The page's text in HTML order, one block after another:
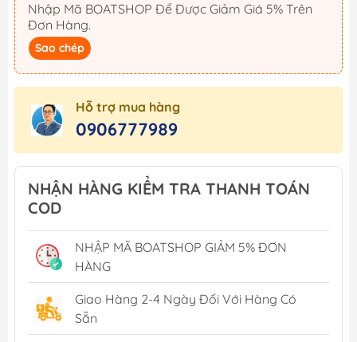
Nhập Mã BOATSHOP Để Được Giảm Giá 5% Trên
Đơn Hàng.
Sao chép
Hỗ trợ mua hàng
0906777989
NHẬN HÀNG KIỂM TRA THANH TOÁN
COD
NHẬP MÃ BOATSHOP GIẢM 5% ĐƠN
HÀNG
Giao Hàng 2-4 Ngày Đối Với Hàng Có
Sẵn